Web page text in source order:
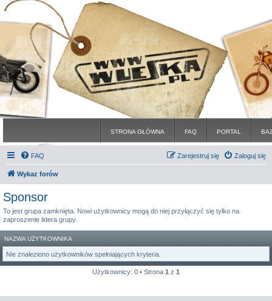
STRONA GŁÓWNA FAQ PORTAL
FAQ Zaloguj się
Zarejestruj się
Wykaz forów
Sponsor
To jest grupa zamknięta. Nowi użytkownicy mogą do niej przyłączyć się tylko na
zaproszenie lidera grupy.
NAZWA UŻYTKOWNIKA
Nie znaleziono użytkowników spełniających kryteria.
Użytkownicy: 0 • Strona 1 z 1